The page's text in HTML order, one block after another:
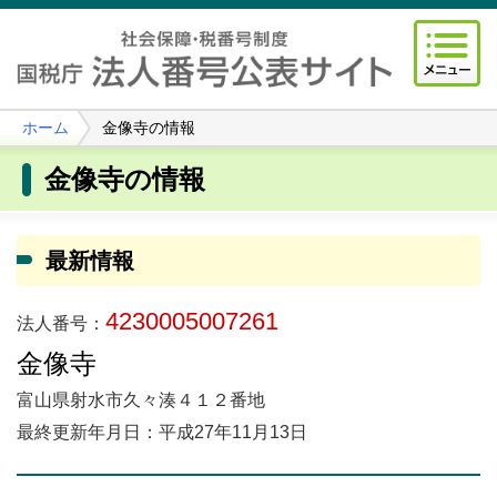
ホーム 金像寺の情報
金像寺の情報
最新情報
法人番号： 4230005007261
金像寺
富山県射水市久々湊４１２番地
最終更新年月日：平成27年11月13日